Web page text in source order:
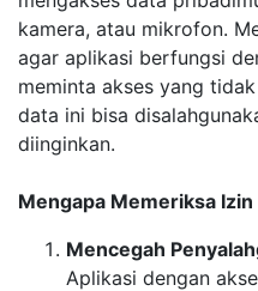
kamera, atau mikrofon.
agar aplikasi berfungsi
meminta akses yang
data ini bisa
diinginkan.
Mengapa Memeriksa
Mencegah
Aplikasi dengan